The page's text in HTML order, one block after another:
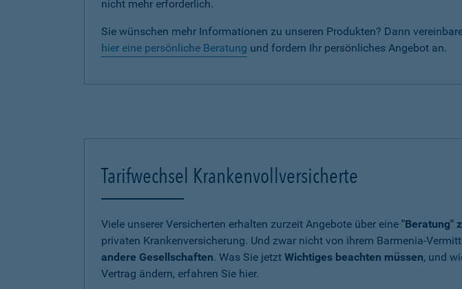
nicht mehr erforderlich.
Sie wünschen mehr Informationen zu unseren Produkten? Dann
hier eine persönliche Beratung und fordern Ihr persönliches Angebot an.
Tarifwechsel Krankenvollversicherte
Viele unserer Versicherten erhalten zurzeit Angebote über eine "Beratung"
privaten Krankenversicherung. Und zwar nicht von ihrem Barmenia-
andere Gesellschaften. Was Sie jetzt Wichtiges beachten müssen, und
Vertrag ändern, erfahren Sie hier.